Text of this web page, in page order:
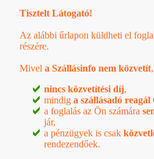
Tisztelt Látogató!
Az alábbi űrlapon küldheti el
részére.
Mivel a Szállásinfo nem közvetít
nincs közvetítési díj,
mindig a szállásadó reagál
a foglalás az Ön számára
jár,
a pénzügyek is csak
rendezendőek.